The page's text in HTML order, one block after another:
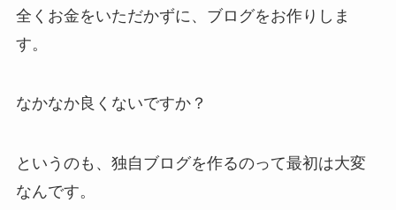
全くお金をいただかずに、ブログをお作りしま
す。
なかなか良くないですか？
というのも、独自ブログを作るのって最初は大変
なんです。